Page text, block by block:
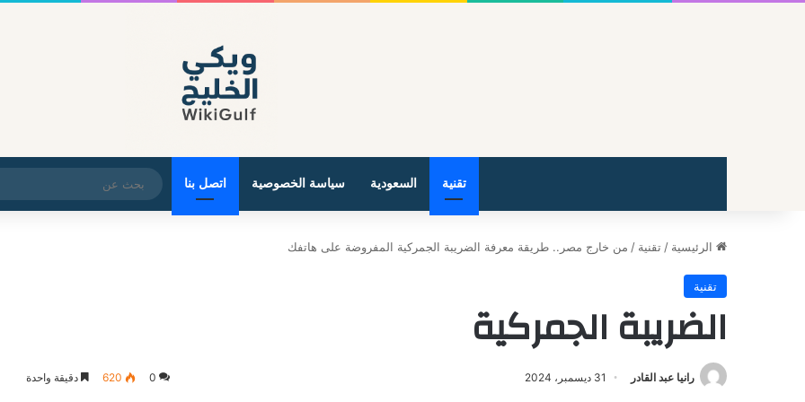
تقنية السعودية سياسة الخصوصية اتصل بنا
الرئيسية / تقنية / من خارج مصر.. طريقة معرفة الضريبة الجمركية المفروضة على هاتفك
تقنية
الضريبة الجمركية
رانيا عبد القادر 31 ديسمبر، 2024 0
620 دقيقة واحدة